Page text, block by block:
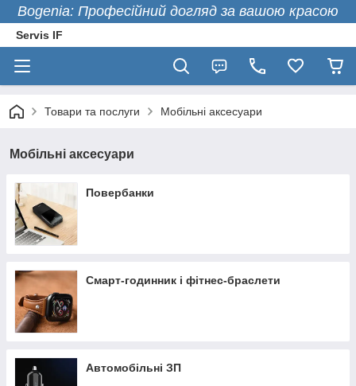
Bogenia: Професійний догляд за вашою красою
Servis IF
Товари та послуги Мобільні аксесуари
Мобільні аксесуари
Повербанки
Смарт-годинник і фітнес-браслети
Автомобільні ЗП